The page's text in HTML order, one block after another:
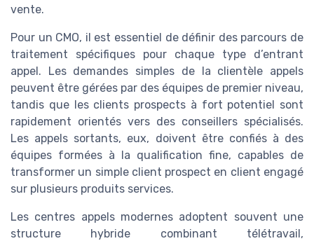
vente.
Pour un CMO, il est essentiel de définir des parcours de
traitement spécifiques pour chaque type d’entrant
appel. Les demandes simples de la clientèle appels
peuvent être gérées par des équipes de premier niveau,
tandis que les clients prospects à fort potentiel sont
rapidement orientés vers des conseillers spécialisés.
Les appels sortants, eux, doivent être confiés à des
équipes formées à la qualification fine, capables de
transformer un simple client prospect en client engagé
sur plusieurs produits services.
Les centres appels modernes adoptent souvent une
structure hybride combinant télétravail,